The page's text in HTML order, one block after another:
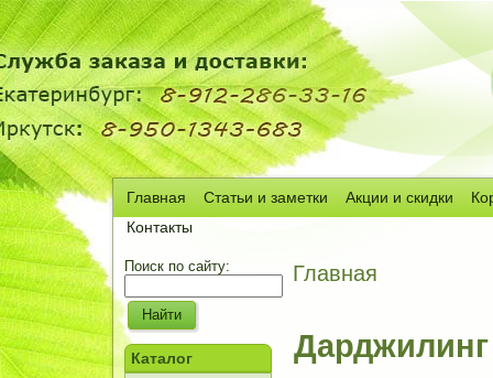
Главная Статьи и заметки Акции и скидки
Контакты
Поиск по сайту:
Каталог
Главная